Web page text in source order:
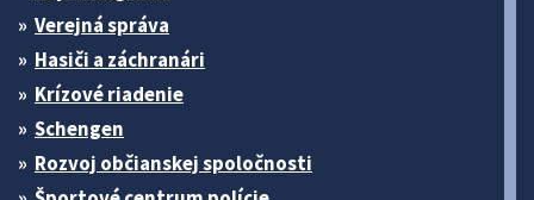
Verejná správa
Hasiči a záchranári
Krízové riadenie
Schengen
Rozvoj občianskej spoločnosti